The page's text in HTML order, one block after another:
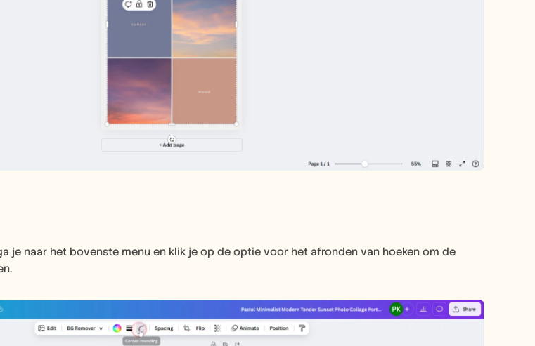
je naar het bovenste menu en klik je op de optie voor het afronden van hoeken om de